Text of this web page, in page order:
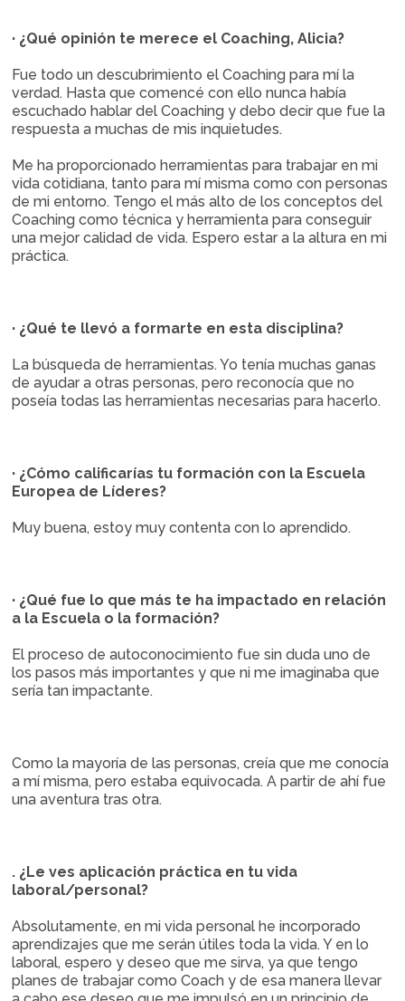
· ¿Qué opinión te merece el Coaching, Alicia?
Fue todo un descubrimiento el Coaching para mí la
verdad. Hasta que comencé con ello nunca había
escuchado hablar del Coaching y debo decir que fue la
respuesta a muchas de mis inquietudes.
Me ha proporcionado herramientas para trabajar en mi
vida cotidiana, tanto para mí misma como con personas
de mi entorno. Tengo el más alto de los conceptos del
Coaching como técnica y herramienta para conseguir
una mejor calidad de vida. Espero estar a la altura en mi
práctica.
· ¿Qué te llevó a formarte en esta disciplina?
La búsqueda de herramientas. Yo tenía muchas ganas
de ayudar a otras personas, pero reconocía que no
poseía todas las herramientas necesarias para hacerlo.
· ¿Cómo calificarías tu formación con la Escuela
Europea de Líderes?
Muy buena, estoy muy contenta con lo aprendido.
· ¿Qué fue lo que más te ha impactado en relación
a la Escuela o la formación?
El proceso de autoconocimiento fue sin duda uno de
los pasos más importantes y que ni me imaginaba que
sería tan impactante.
Como la mayoría de las personas, creía que me conocía
a mí misma, pero estaba equivocada. A partir de ahí fue
una aventura tras otra.
. ¿Le ves aplicación práctica en tu vida
laboral/personal?
Absolutamente, en mi vida personal he incorporado
aprendizajes que me serán útiles toda la vida. Y en lo
laboral, espero y deseo que me sirva, ya que tengo
planes de trabajar como Coach y de esa manera llevar